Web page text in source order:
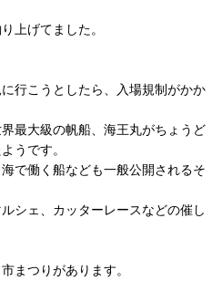
上げてました。
行こうとしたら、入場規制がかか
最大級の帆船、海王丸がちょうど
うです。
で働く船なども一般公開されるそ
シェ、カッターレースなどの催し
まつりがあります。